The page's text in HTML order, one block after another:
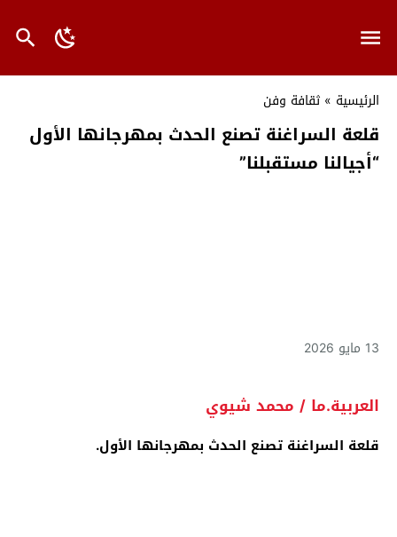
الرئيسية » ثقافة وفن
قلعة السراغنة تصنع الحدث بمهرجانها الأول
“أجيالنا مستقبلنا”
13 مايو 2026
العربية.ما / محمد شيوي
قلعة السراغنة تصنع الحدث بمهرجانها الأول.